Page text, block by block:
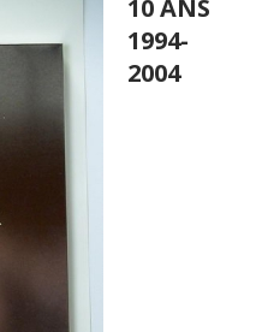
10 ANS
1994-
2004